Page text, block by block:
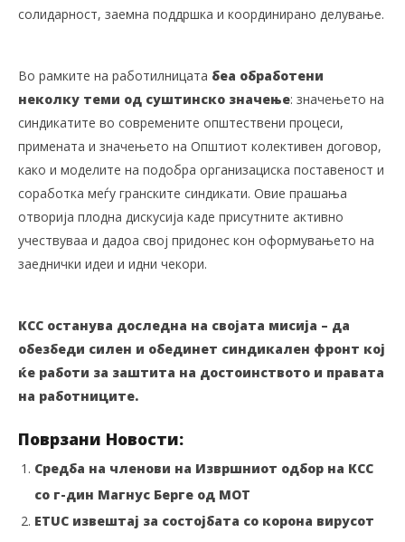
солидарност, заемна поддршка и координирано делување.
Во рамките на работилницата беа обработени
неколку теми од суштинско значење: значењето на
синдикатите во современите општествени процеси,
примената и значењето на Општиот колективен договор,
како и моделите на подобра организациска поставеност и
соработка меѓу гранските синдикати. Овие прашања
отворија плодна дискусија каде присутните активно
учествуваа и дадоа свој придонес кон оформувањето на
заеднички идеи и идни чекори.
КСС останува доследна на својата мисија – да
обезбеди силен и обединет синдикален фронт кој
ќе работи за заштита на достоинството и правата
на работниците.
Поврзани Новости:
Средба на членови на Извршниот одбор на КСС
со г-дин Магнус Берге од МОТ
ETUC извештај за состојбата со корона вирусот